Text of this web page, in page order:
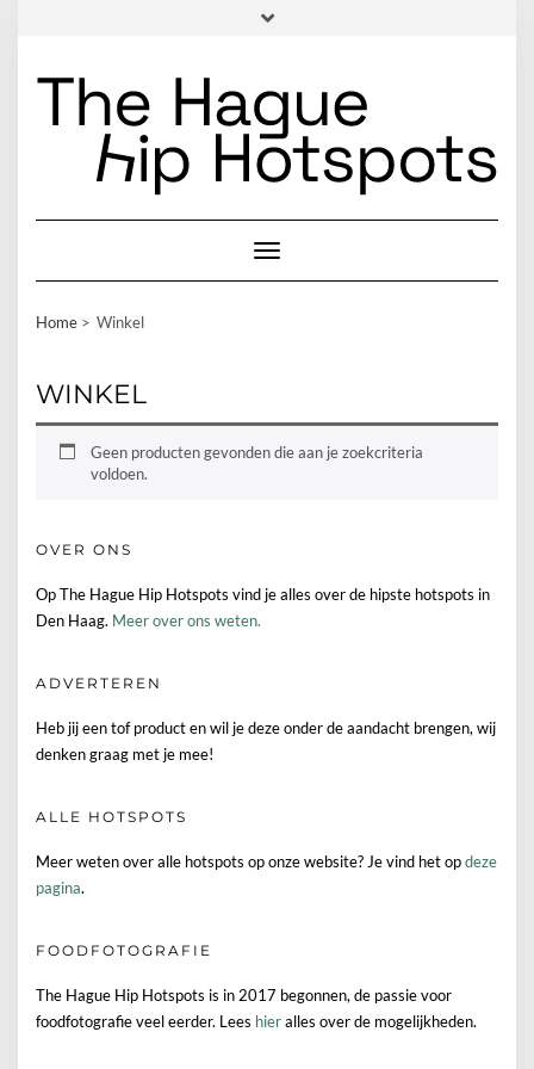
FOODFOTOGRAFIE
INSTAGRAM
FACEBOOK
LINKEDIN
EMAIL
Toggle Navigation
Home Winkel
WINKEL
Geen producten gevonden die aan je zoekcriteria
voldoen.
OVER ONS
Op The Hague Hip Hotspots vind je alles over de hipste hotspots in
Den Haag. Meer over ons weten.
ADVERTEREN
Heb jij een tof product en wil je deze onder de aandacht brengen, wij
denken graag met je mee!
ALLE HOTSPOTS
Meer weten over alle hotspots op onze website? Je vind het opdeze
pagina.
FOODFOTOGRAFIE
The Hague Hip Hotspots is in 2017 begonnen, de passie voor
foodfotografie veel eerder. Lees hieralles over de mogelijkheden.